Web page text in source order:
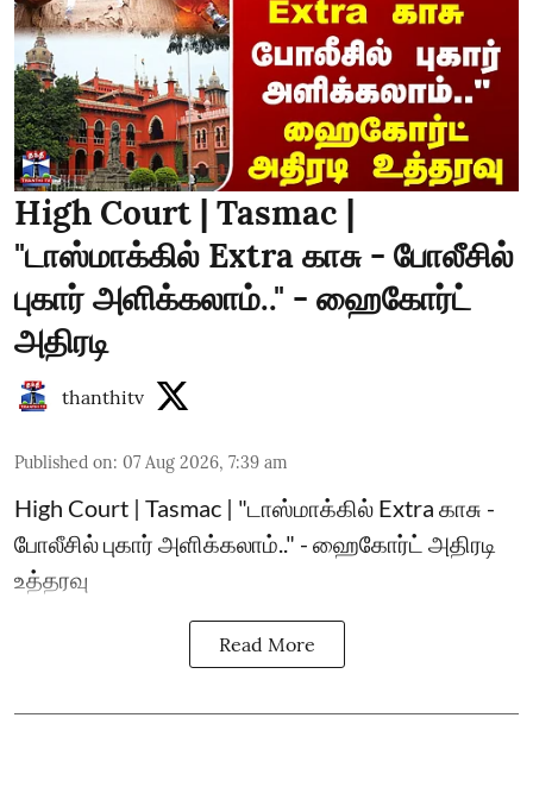
High Court | Tasmac |
"டாஸ்மாக்கில் Extra காசு - போலீசில்
புகார் அளிக்கலாம்.." - ஹைகோர்ட்
அதிரடி
thanthitv
Published on: 07 Aug 2026, 7:39 am
High Court | Tasmac | "டாஸ்மாக்கில் Extra காசு -
போலீசில் புகார் அளிக்கலாம்.." - ஹைகோர்ட் அதிரடி
உத்தரவு
Read More